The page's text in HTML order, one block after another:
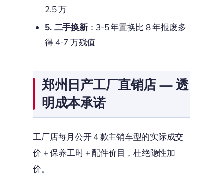
2.5 万
5. 二手换新：3-5 年置换比 8 年报废多
得 4-7 万残值
郑州日产工厂直销店 — 透
明成本承诺
工厂店每月公开 4 款主销车型的实际成交
价 + 保养工时 + 配件价目，杜绝隐性加
价。